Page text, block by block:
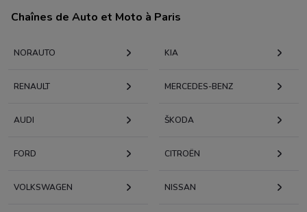
Chaînes de Auto et Moto à Paris
NORAUTO KIA
RENAULT MERCEDES-BENZ
AUDI KODA
FORD CITROËN
VOLKSWAGEN NISSAN